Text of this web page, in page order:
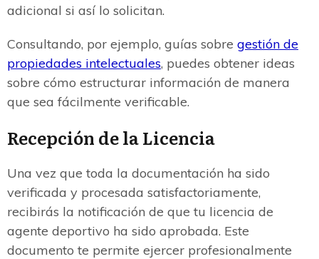
adicional si así lo solicitan.
Consultando, por ejemplo, guías sobre gestión de
propiedades intelectuales, puedes obtener ideas
sobre cómo estructurar información de manera
que sea fácilmente verificable.
Recepción de la Licencia
Una vez que toda la documentación ha sido
verificada y procesada satisfactoriamente,
recibirás la notificación de que tu licencia de
agente deportivo ha sido aprobada. Este
documento te permite ejercer profesionalmente